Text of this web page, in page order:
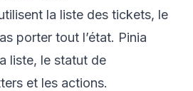
la liste des tickets, le
porter tout l’état. Pinia
liste, le statut de
et les actions.